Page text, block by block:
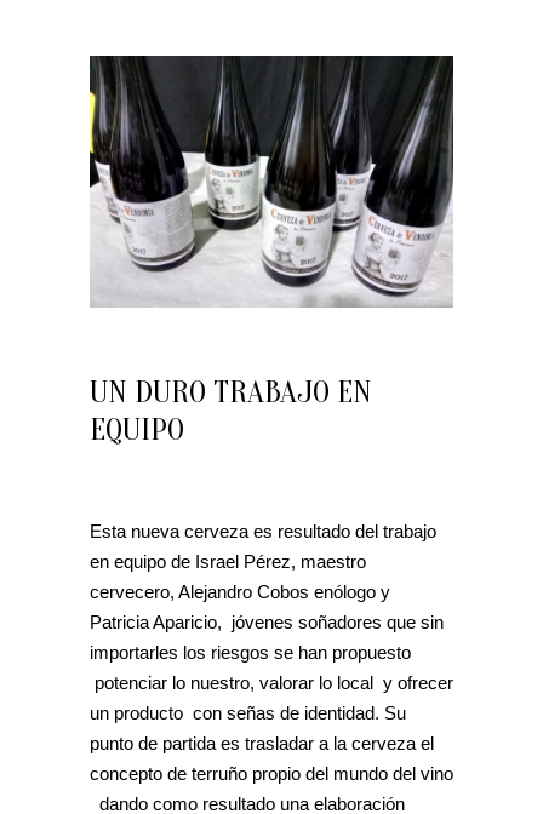
UN DURO TRABAJO EN
EQUIPO
Esta nueva cerveza es resultado del trabajo
en equipo de Israel Pérez, maestro
cervecero, Alejandro Cobos enólogo y
Patricia Aparicio, jóvenes soñadores que sin
importarles los riesgos se han propuesto
potenciar lo nuestro, valorar lo local y ofrecer
un producto con señas de identidad. Su
punto de partida es trasladar a la cerveza el
concepto de terruño propio del mundo del vino
dando como resultado una elaboración